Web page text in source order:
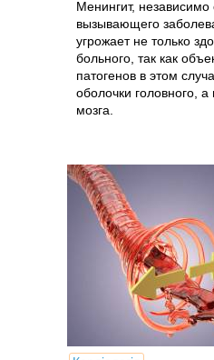
Менингит, независимо
вызывающего
угрожает не только
больного, так как
патогенов в этом
оболочки головного, а
мозга.